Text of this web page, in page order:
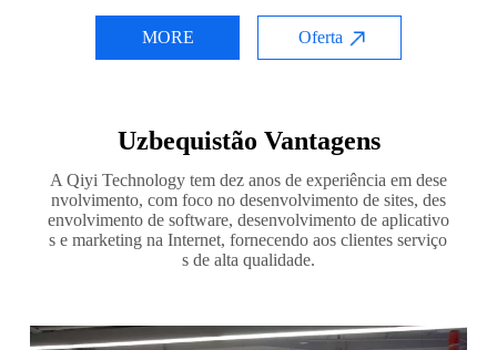
MORE Oferta
Uzbequistão Vantagens
A Qiyi Technology tem dez anos de experiência em dese
nvolvimento, com foco no desenvolvimento de sites, des
envolvimento de software, desenvolvimento de aplicativo
s e marketing na Internet, fornecendo aos clientes serviço
s de alta qualidade.